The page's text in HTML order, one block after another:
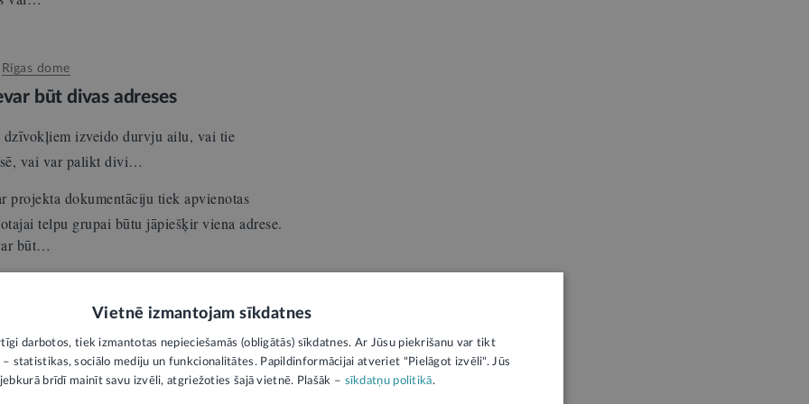
Rīgas dome
būt divas adreses
dzīvokļiem izveido durvju ailu, vai tie
vai var palikt divi…
projekta dokumentāciju tiek apvienotas
telpu grupai būtu jāpiešķir viena adrese.
būt…
ir saistošs administratīvais akts
Vietnē izmantojam sīkdatnes
darbotos, tiek izmantotas nepieciešamās (obligātās) sīkdatnes. Ar Jūsu piekrišanu var tikt
statistikas, sociālo mediju un funkcionalitātes. Papildinformācijai atveriet "Pielāgot izvēli". Jūs
brīdī mainīt savu izvēli, atgriežoties šajā vietnē. Plašāk – sīkdatņu politikā.